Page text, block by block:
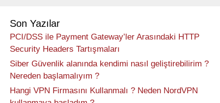
Son Yazılar
PCI/DSS ile Payment Gateway’ler Arasındaki HTTP
Security Headers Tartışmaları
Siber Güvenlik alanında kendimi nasıl geliştirebilirim ?
Nereden başlamalıyım ?
Hangi VPN Firmasını Kullanmalı ? Neden NordVPN